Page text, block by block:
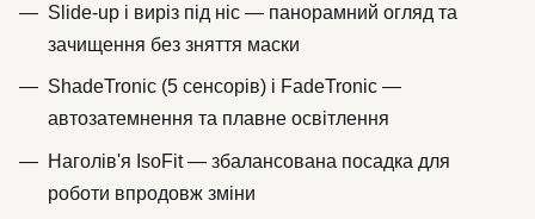
Slide-up і виріз під ніс — панорамний огляд та
зачищення без зняття маски
ShadeTronic (5 сенсорів) і FadeTronic —
автозатемнення та плавне освітлення
Наголів'я IsoFit — збалансована посадка для
роботи впродовж зміни